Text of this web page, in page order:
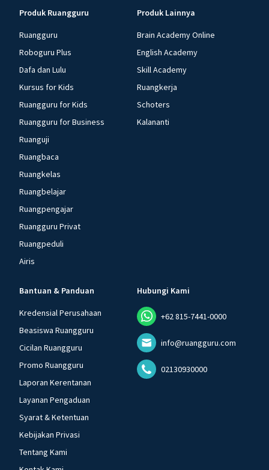
Produk Ruangguru
Ruangguru
Roboguru Plus
Dafa dan Lulu
Kursus for Kids
Ruangguru for Kids
Ruangguru for Business
Ruanguji
Ruangbaca
Ruangkelas
Ruangbelajar
Ruangpengajar
Ruangguru Privat
Ruangpeduli
Airis
Produk Lainnya
Brain Academy Online
English Academy
Skill Academy
Ruangkerja
Schoters
Kalananti
Bantuan & Panduan
Kredensial Perusahaan
Beasiswa Ruangguru
Cicilan Ruangguru
Promo Ruangguru
Laporan Kerentanan
Layanan Pengaduan
Syarat & Ketentuan
Kebijakan Privasi
Tentang Kami
Hubungi Kami
+62 815-7441-0000
info@ruangguru.com
02130930000